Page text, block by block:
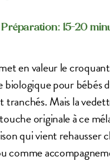
| Préparation: 15-20
en valeur le
pour bébés
tranchés. Mais la
originale à ce
qui vient rehausser
comme